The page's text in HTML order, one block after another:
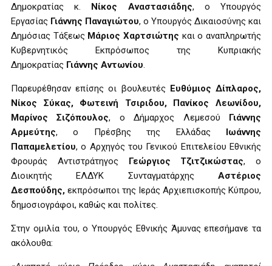
Δημοκρατίας κ. Νίκος Αναστασιάδης, ο Υπουργός
Εργασίας Γιάννης Παναγιώτου, ο Υπουργός Δικαιοσύνης και
Δημόσιας Τάξεως Μάριος Χαρτσιώτης και ο αναπληρωτής
Κυβερνητικός Εκπρόσωπος της Κυπριακής
Δημοκρατίας Γιάννης Αντωνίου.
Παρευρέθησαν επίσης οι βουλευτές Ευθύμιος Δίπλαρος,
Νίκος Σύκας, Φωτεινή Τσιριδου, Πανίκος Λεωνίδου,
Μαρίνος Σιζόπουλος, ο Δήμαρχος Λεμεσού Γιάννης
Αρμεύτης, ο Πρέσβης της Ελλάδας Ιωάννης
Παπαμελετίου, ο Αρχηγός του Γενικού Επιτελείου Εθνικής
Φρουράς Αντιστράτηγος Γεώργιος Τζιτζικώστας, ο
Διοικητής ΕΛΔΥΚ Συνταγματάρχης Αστέριος
Δεσπούδης, εκπρόσωποι της Ιεράς Αρχιεπισκοπής Κύπρου,
δημοσιογράφοι, καθώς και πολίτες.
Στην ομιλία του, ο Υπουργός Εθνικής Άμυνας επεσήμανε τα
ακόλουθα: